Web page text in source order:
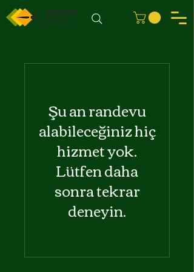
Şu an randevu
alabileceğiniz hiç
hizmet yok.
Lütfen daha
sonra tekrar
deneyin.